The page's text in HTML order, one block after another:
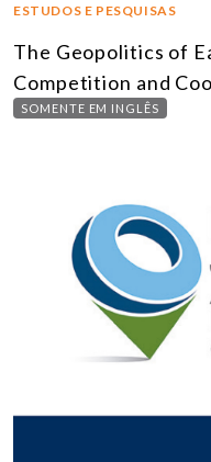
ESTUDOS E PESQUISAS
The Geopolitics of
Competition and
SOMENTE EM INGLÊS